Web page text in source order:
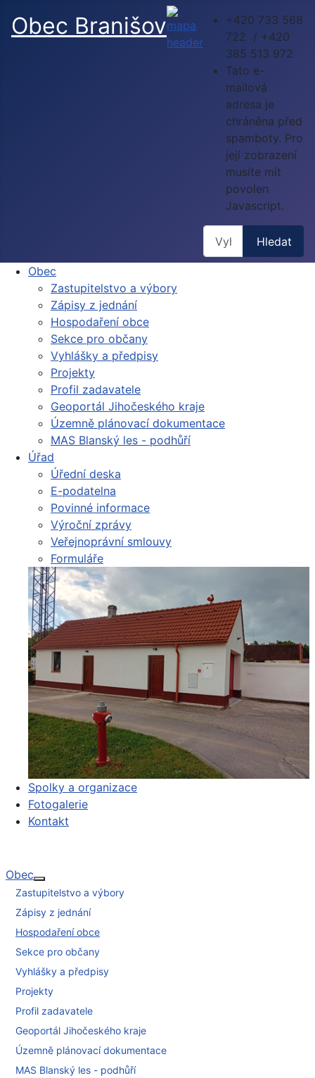
Obec Branišov
+420 733 568
722 / +420
385 513 972
Tato e-
mailová
adresa je
chráněna před
spamboty. Pro
její zobrazení
musíte mít
povolen
Javascript.
Hledat
Obec
Zastupitelstvo a výbory
Zápisy z jednání
Hospodaření obce
Sekce pro občany
Vyhlášky a předpisy
Projekty
Profil zadavatele
Geoportál Jihočeského kraje
Územně plánovací dokumentace
MAS Blanský les - podhůří
Úřad
Úřední deska
E-podatelna
Povinné informace
Výroční zprávy
Veřejnoprávní smlouvy
Formuláře
Spolky a organizace
Fotogalerie
Kontakt
Obec
Více o: Obec
Zastupitelstvo a výbory
Zápisy z jednání
Hospodaření obce
Sekce pro občany
Vyhlášky a předpisy
Projekty
Profil zadavatele
Geoportál Jihočeského kraje
Územně plánovací dokumentace
MAS Blanský les - podhůří